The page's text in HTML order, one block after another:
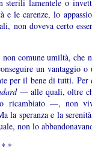
sterili lamentele o
le carenze, lo
non doveva certo
comune umiltà, che
un vantaggio o
per il bene di tutti. Per
— alle quali, oltre
ricambiato —, non
la speranza e la
non lo
*